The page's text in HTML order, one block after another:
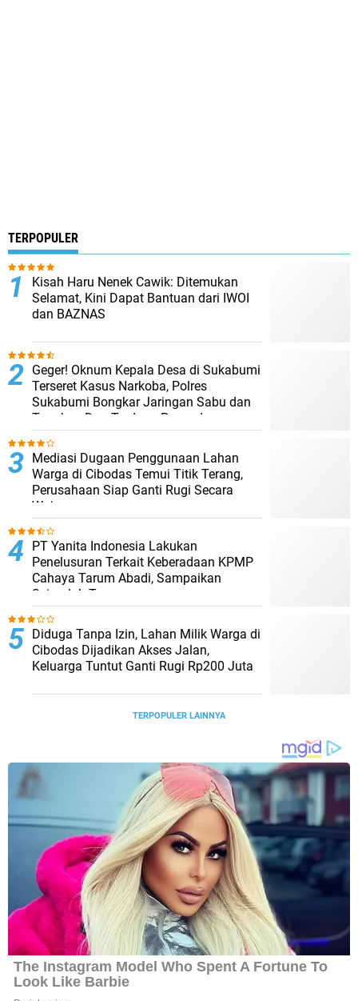
TERPOPULER
Kisah Haru Nenek Cawik: Ditemukan
Selamat, Kini Dapat Bantuan dari IWOI
dan BAZNAS
Geger! Oknum Kepala Desa di Sukabumi
Terseret Kasus Narkoba, Polres
Sukabumi Bongkar Jaringan Sabu dan
Tangkap Dua Terduga Pengedar
Mediasi Dugaan Penggunaan Lahan
Warga di Cibodas Temui Titik Terang,
Perusahaan Siap Ganti Rugi Secara
Wajar
PT Yanita Indonesia Lakukan
Penelusuran Terkait Keberadaan KPMP
Cahaya Tarum Abadi, Sampaikan
Sejumlah Temuan
Diduga Tanpa Izin, Lahan Milik Warga di
Cibodas Dijadikan Akses Jalan,
Keluarga Tuntut Ganti Rugi Rp200 Juta
TERPOPULER LAINNYA